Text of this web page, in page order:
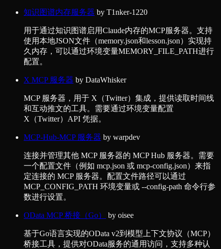
知识图谱内存服务器 by T1nker-1220
用于通过知识图谱启用Claude内存的MCP服务器。支持
使用本地JSON文件（memory.json和lesson.json）实现持
久内存，可以通过环境变量MEMORY_FILE_PATH进行
配置。
X MCP 服务器 by DataWhisker
MCP 服务器，用于 X（Twitter）集成，提供读取时间线
和互动推文的工具。需要通过环境变量配置
X（Twitter）API 凭据。
MCP-Hub-MCP 服务器 by warpdev
连接并管理其他 MCP 服务器的 MCP Hub 服务器。需要
一个配置文件（例如 mcp.json 或 mcp-config.json）来指
定连接的 MCP 服务器。配置文件路径可以通过
MCP_CONFIG_PATH 环境变量或 --config-path 命令行参
数进行设置。
OData MCP 桥接（Go） by oisee
基于Go语言实现的OData v2到模型上下文协议（MCP）
桥接工具，提供对OData服务的通用访问，支持多种认